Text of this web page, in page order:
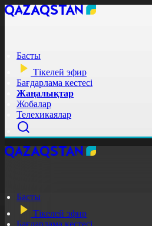
Басты
Тікелей эфир
Бағдарлама кестесі
Жаңалықтар
Жобалар
Телехикаялар
Басты
Тікелей эфир
Бағдарлама кестесі